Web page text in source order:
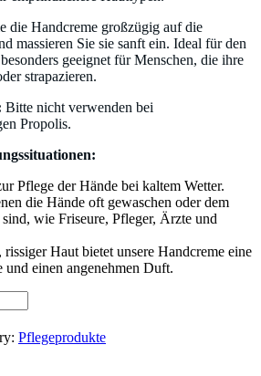
die Handcreme großzügig auf die
massieren Sie sie sanft ein. Ideal für den
geeignet für Menschen, die ihre
strapazieren.
Bitte nicht verwenden bei
Propolis.
Pflege der Hände bei kaltem Wetter.
die Hände oft gewaschen oder dem
sind, wie Friseure, Pfleger, Ärzte und
Haut bietet unsere Handcreme eine
und einen angenehmen Duft.
Pflegeprodukte